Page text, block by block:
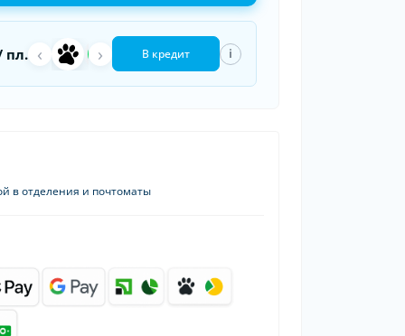
пл. ‹ a› В кредит i
в отделения и почтоматы